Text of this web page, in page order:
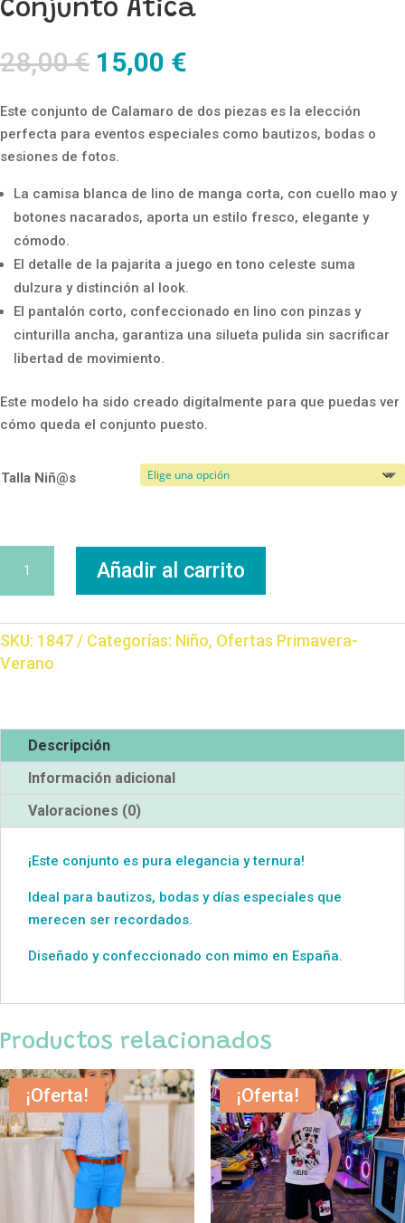
Conjunto Atica
28,00€ El
precio
original
era:
28,00 €.
15,00 €
actual
es:
Este conjunto de Calamaro de dos piezas es la elección
perfecta para eventos especiales como bautizos, bodas o
sesiones de fotos.
La camisa blanca de lino de manga corta, con cuello mao y
botones nacarados, aporta un estilo fresco, elegante y
cómodo.
El detalle de la pajarita a juego en tono celeste suma
dulzura y distinción al look.
El pantalón corto, confeccionado en lino con pinzas y
cinturilla ancha, garantiza una silueta pulida sin sacrificar
libertad de movimiento.
Este modelo ha sido creado digitalmente para que puedas ver
cómo queda el conjunto puesto.
Talla Niñ@s
Atica
Añadir al carrito
SKU: 1847 Categorías: Niño, Ofertas Primavera-
Verano
Descripción
Información adicional
Valoraciones (0)
¡Este conjunto es pura elegancia y ternura!
Ideal para bautizos, bodas y días especiales que
merecen ser recordados.
Diseñado y confeccionado con mimo en España.
Productos relacionados
¡Oferta! ¡Oferta!